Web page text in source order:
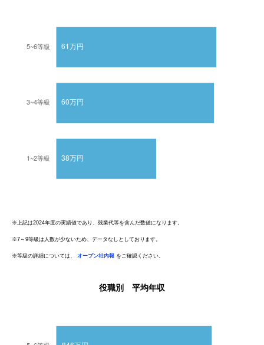
※上記は2024年度の実績値であり、残業代等を含んだ数値になります。
※7～9等級は人数が少ないため、データなしとしております。
※等級の詳細については、 オープン社内報 をご確認ください。
役職別 平均年収